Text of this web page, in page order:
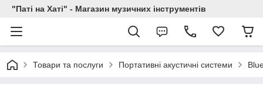
"Паті на Хаті" - Магазин музичних інструментів
Товари та послуги Портативні акустичні системи